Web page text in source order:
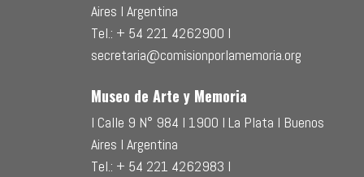
Aires l Argentina
Tel.: + 54 221 4262900 l
secretaria@comisionporlamemoria.org
Museo de Arte y Memoria
l Calle 9 N° 984 l 1900 l La Plata l Buenos
Aires l Argentina
Tel.: + 54 221 4262983 l